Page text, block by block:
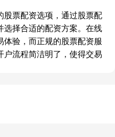
票配资选项，通过股票配
选择合适的配资方案。在线
验，而正规的股票配资服
流程简洁明了，使得交易